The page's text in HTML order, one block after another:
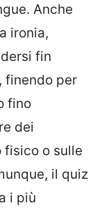
Anche
ironia,
fin
finendo per
fino
dei
o sulle
il quiz
i più